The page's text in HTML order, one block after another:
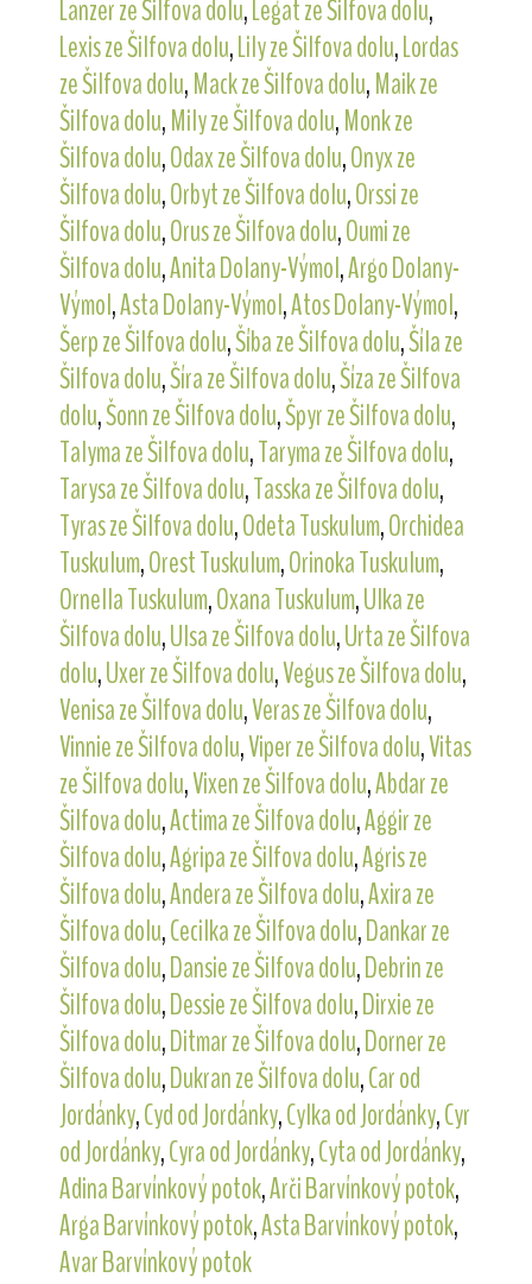
Lanzer ze Šilfova dolu,Legat ze Šilfova dolu,
Lexis ze Šilfova dolu,Lily ze Šilfova dolu,Lordas
ze Šilfova dolu,Mack ze Šilfova dolu,Maik ze
Šilfova dolu,Mily ze Šilfova dolu,Monk ze
Šilfova dolu,Odax ze Šilfova dolu,Onyx ze
Šilfova dolu,Orbyt ze Šilfova dolu,Orssi ze
Šilfova dolu,Orus ze Šilfova dolu,Oumi ze
Šilfova dolu,Anita Dolany-Výmol,Argo Dolany-
Výmol,Asta Dolany-Výmol,Atos Dolany-Výmol,
Šerp ze Šilfova dolu,Šíba ze Šilfova dolu,Šíla ze
Šilfova dolu,Šíra ze Šilfova dolu,Šíza ze Šilfova
dolu,Šonn ze Šilfova dolu,Špyr ze Šilfova dolu,
Talyma ze Šilfova dolu,Taryma ze Šilfova dolu,
Tarysa ze Šilfova dolu,Tasska ze Šilfova dolu,
Tyras ze Šilfova dolu,Odeta Tuskulum,Orchidea
Tuskulum,Orest Tuskulum,Orinoka Tuskulum,
Ornella Tuskulum,Oxana Tuskulum,Ulka ze
Šilfova dolu,Ulsa ze Šilfova dolu,Urta ze Šilfova
dolu,Uxer ze Šilfova dolu,Vegus ze Šilfova dolu,
Venisa ze Šilfova dolu,Veras ze Šilfova dolu,
Vinnie ze Šilfova dolu,Viper ze Šilfova dolu,Vitas
ze Šilfova dolu,Vixen ze Šilfova dolu,Abdar ze
Šilfova dolu,Actima ze Šilfova dolu,Aggir ze
Šilfova dolu,Agripa ze Šilfova dolu,Agris ze
Šilfova dolu,Andera ze Šilfova dolu,Axira ze
Šilfova dolu,Cecilka ze Šilfova dolu,Dankar ze
Šilfova dolu,Dansie ze Šilfova dolu,Debrin ze
Šilfova dolu,Dessie ze Šilfova dolu,Dirxie ze
Šilfova dolu,Ditmar ze Šilfova dolu,Dorner ze
Šilfova dolu,Dukran ze Šilfova dolu,Car od
Jordánky,Cyd od Jordánky,Cylka od Jordánky,Cyr
od Jordánky,Cyra od Jordánky,Cyta od Jordánky,
Adina Barvínkový potok,Arči Barvínkový potok,
Arga Barvínkový potok,Asta Barvínkový potok,
Avar Barvínkový potok